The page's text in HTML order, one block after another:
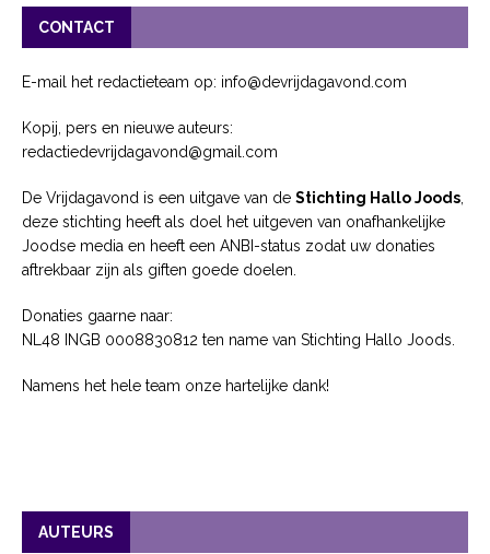
CONTACT
E-mail het redactieteam op: info@devrijdagavond.com
Kopij, pers en nieuwe auteurs:
redactiedevrijdagavond@gmail.com
De Vrijdagavond is een uitgave van de Stichting Hallo Joods
deze stichting heeft als doel het uitgeven van onafhankelijke
Joodse media en heeft een ANBI-status zodat uw donaties
aftrekbaar zijn als giften goede doelen.
Donaties gaarne naar:
NL48 INGB 0008830812 ten name van Stichting Hallo Joods.
Namens het hele team onze hartelijke dank!
AUTEURS